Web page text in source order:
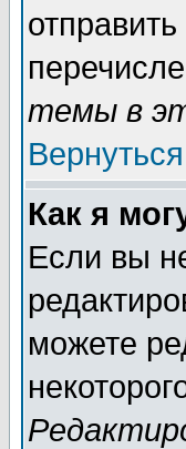
темы в
Как я
Если вы
можете